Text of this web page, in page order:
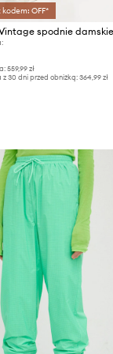
OFF*
559,99 zł
z 30 dni przed obniżką: 364,99 zł